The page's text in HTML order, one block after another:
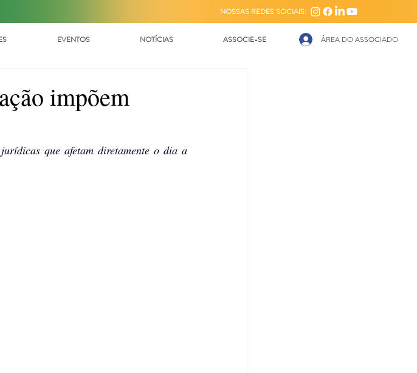
NOSSAS REDES SOCIAIS:
EVENTOS NOTÍCIAS ASSOCIE-SE ÁREA DO ASSOCIADO
impõem
que afetam diretamente o dia a